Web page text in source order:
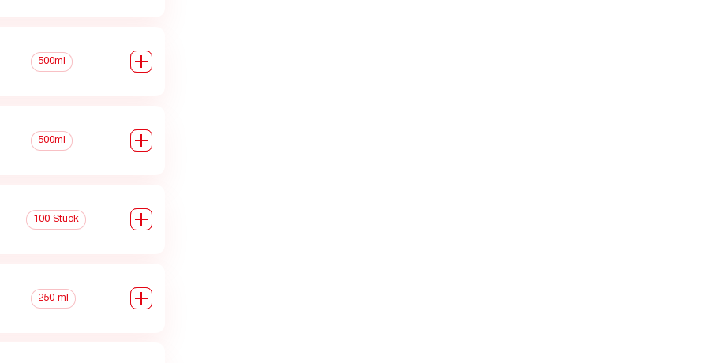
500ml 0
500ml 0
100 Stück 0
250 ml 0